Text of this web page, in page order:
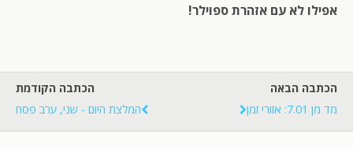
אפילו לא עם אזהרת ספוילר!
הכתבה הקודמת
המלצת היום - שני, ערב פסח
הכתבה הבאה
מד מן 7.01: אזורי זמן